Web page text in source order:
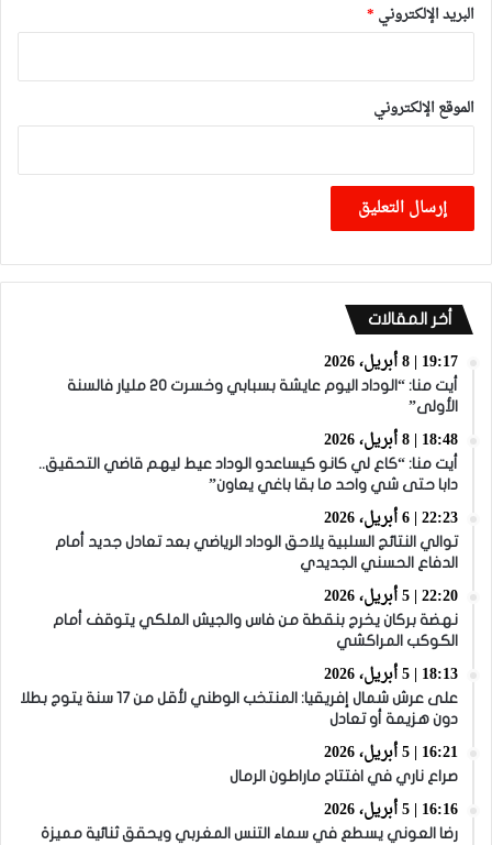
البريد الإلكتروني *
الموقع الإلكتروني
أخر المقالات
19:17 | 8 أبريل، 2026
أيت منا: “الوداد اليوم عايشة بسبابي وخسرت 20 مليار فالسنة
الأولى”
18:48 | 8 أبريل، 2026
أيت منا: “كاع لي كانو كيساعدو الوداد عيط ليهم قاضي التحقيق..
دابا حتى شي واحد ما بقا باغي يعاون”
22:23 | 6 أبريل، 2026
توالي النتائج السلبية يلاحق الوداد الرياضي بعد تعادل جديد أمام
الدفاع الحسني الجديدي
22:20 | 5 أبريل، 2026
نهضة بركان يخرج بنقطة من فاس والجيش الملكي يتوقف أمام
الكوكب المراكشي
18:13 | 5 أبريل، 2026
على عرش شمال إفريقيا: المنتخب الوطني لأقل من 17 سنة يتوج بطلا
دون هزيمة أو تعادل
16:21 | 5 أبريل، 2026
صراع ناري في افتتاح ماراطون الرمال
16:16 | 5 أبريل، 2026
رضا العوني يسطع في سماء التنس المغربي ويحقق ثنائية مميزة